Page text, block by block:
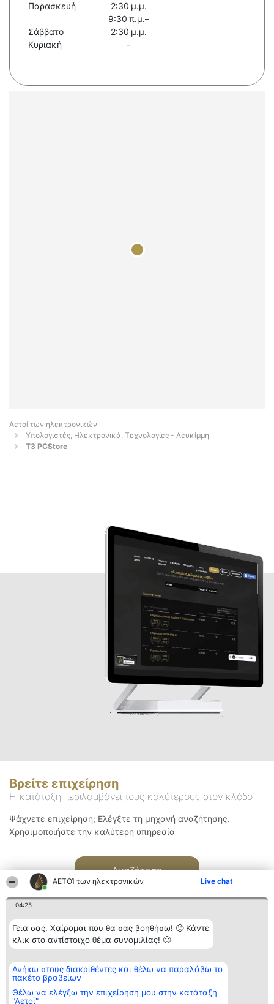
ΑΕΤΟΊ των ηλεκτρονικών Live chat
04:25
Γεια σας. Χαίρομαι που θα σας βοηθήσω! 🙂 Κάντε
κλικ στο αντίστοιχο θέμα συνομιλίας! 🙂
Ανήκω στους διακριθέντες και θέλω να παραλάβω το
πακέτο βραβείων
Θέλω να ελέγξω την επιχείρηση μου στην κατάταξη
"Αετοί"
Παρασκευή
2:30 μ.μ.
Σάββατο
9:30 π.μ.–
2:30 μ.μ.
Κυριακή
-
Αετοί των ηλεκτρονικών
Υπολογιστές, Ηλεκτρονικά, Τεχνολογίες - Λευκίμμη
T3 PCStore
Βρείτε επιχείρηση
Η κατάταξη περιλαμβάνει τους καλύτερους στον κλάδο
Ψάχνετε επιχείρηση; Ελέγξτε τη μηχανή αναζήτησης.
Χρησιμοποιήστε την καλύτερη υπηρεσία
Αναζήτηση
Διοργανωτής της
κατάταξης
BEAUTIFUL COMPANY
ΤΗΛ. ΕΠΙΚΟΙΝΩΝΙΑΣ:
Κατάταξη
Διακριθέντες
των
διακριθέντων
Επικοινωνία
Επικοινωνία